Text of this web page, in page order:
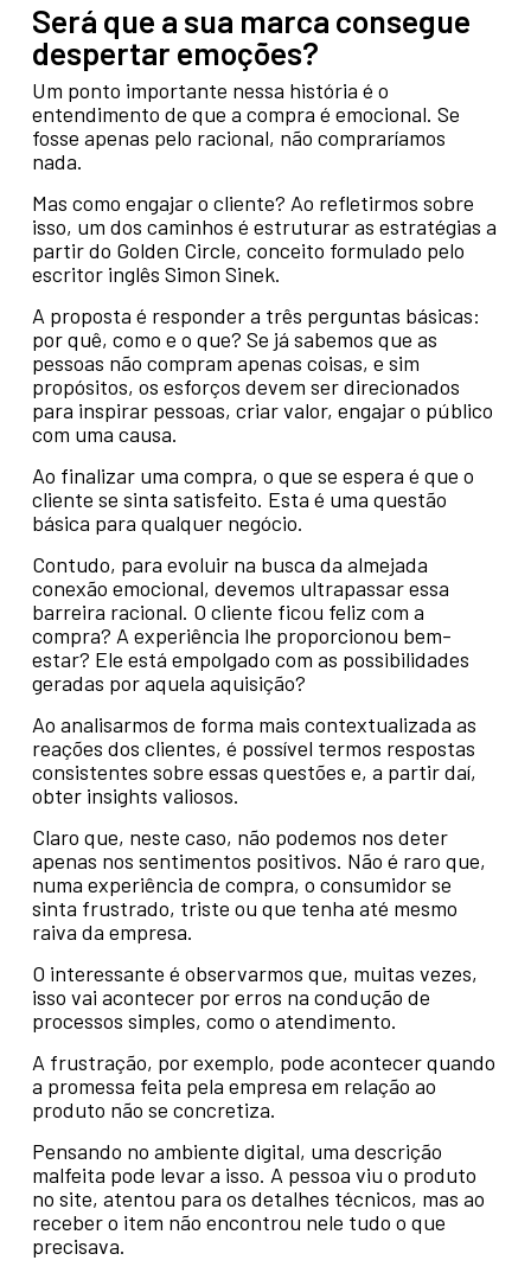
Será que a sua marca consegue
despertar emoções?
Um ponto importante nessa história é o
entendimento de que a compra é emocional. Se
fosse apenas pelo racional, não compraríamos
nada.
Mas como engajar o cliente? Ao refletirmos sobre
isso, um dos caminhos é estruturar as estratégias a
partir do Golden Circle, conceito formulado pelo
escritor inglês Simon Sinek.
A proposta é responder a três perguntas básicas:
por quê, como e o que? Se já sabemos que as
pessoas não compram apenas coisas, e sim
propósitos, os esforços devem ser direcionados
para inspirar pessoas, criar valor, engajar o público
com uma causa.
Ao finalizar uma compra, o que se espera é que o
cliente se sinta satisfeito. Esta é uma questão
básica para qualquer negócio.
Contudo, para evoluir na busca da almejada
conexão emocional, devemos ultrapassar essa
barreira racional. O cliente ficou feliz com a
compra? A experiência lhe proporcionou bem-
estar? Ele está empolgado com as possibilidades
geradas por aquela aquisição?
Ao analisarmos de forma mais contextualizada as
reações dos clientes, é possível termos respostas
consistentes sobre essas questões e, a partir daí,
obter insights valiosos.
Claro que, neste caso, não podemos nos deter
apenas nos sentimentos positivos. Não é raro que,
numa experiência de compra, o consumidor se
sinta frustrado, triste ou que tenha até mesmo
raiva da empresa.
O interessante é observarmos que, muitas vezes,
isso vai acontecer por erros na condução de
processos simples, como o atendimento.
A frustração, por exemplo, pode acontecer quando
a promessa feita pela empresa em relação ao
produto não se concretiza.
Pensando no ambiente digital, uma descrição
malfeita pode levar a isso. A pessoa viu o produto
no site, atentou para os detalhes técnicos, mas ao
receber o item não encontrou nele tudo o que
precisava.